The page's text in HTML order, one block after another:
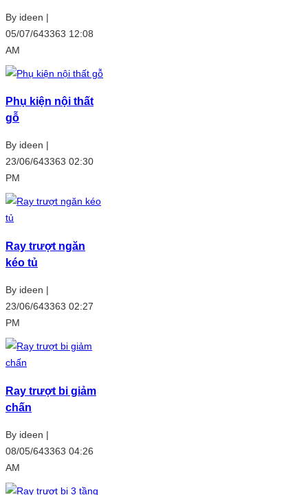
By ideen |
05/07/643363 12:08
AM
Phụ kiện nội thất
gỗ
By ideen |
23/06/643363 02:30
PM
Ray trượt ngăn
kéo tủ
By ideen |
23/06/643363 02:27
PM
Ray trượt bi giảm
chấn
By ideen |
08/05/643363 04:26
AM